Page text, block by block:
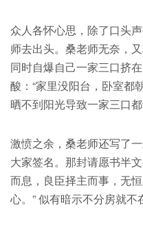
众人各怀心思，除了口头
师去出头。桑老师无奈，
同时自爆自己一家三口挤
酸：“家里没阳台，卧室都
晒不到阳光导致一家三口
激愤之余，桑老师还写了
大家签名。那封请愿书半
而息，良臣择主而事，无
心。” 似有暗示不分房就不